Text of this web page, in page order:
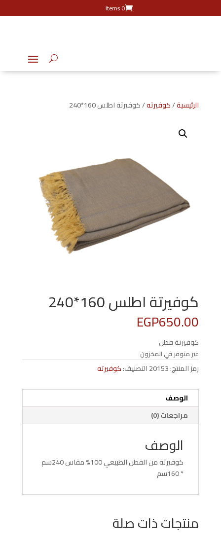
0 Items
الرئيسية/كوفيرته/ كوفيرتة اطلس 160*240
كوفيرتة اطلس 160*240
EGP650.00
كوفيرتة قطن
غير متوفر في المخزون
رمز المنتج:20153التصنيف:كوفيرته
الوصف
مراجعات (0)
الوصف
كوفيرتة من القطن الطبيعي 100% مقاس 240سم
* 160سم
منتجات ذات صلة